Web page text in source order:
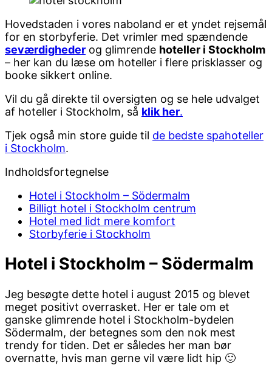
Hovedstaden i vores naboland er et yndet rejsemål
for en storbyferie. Det vrimler med spændende
seværdigheder og glimrende hoteller i Stockholm
– her kan du læse om hoteller i flere prisklasser og
booke sikkert online.
Vil du gå direkte til oversigten og se hele udvalget
af hoteller i Stockholm, så klik her.
Tjek også min store guide til de bedste spahoteller
i Stockholm.
Indholdsfortegnelse
Hotel i Stockholm – Södermalm
Billigt hotel i Stockholm centrum
Hotel med lidt mere komfort
Storbyferie i Stockholm
Hotel i Stockholm – Södermalm
Jeg besøgte dette hotel i august 2015 og blevet
meget positivt overrasket. Her er tale om et
ganske glimrende hotel i Stockholm-bydelen
Södermalm, der betegnes som den nok mest
trendy for tiden. Det er således her man bør
overnatte, hvis man gerne vil være lidt hip 🙂